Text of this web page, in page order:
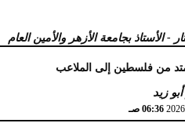
- الأستاذ بجامعة الأزهر والأمين العام
من فلسطين إلى الملاعب
زيد
06:36 صـ